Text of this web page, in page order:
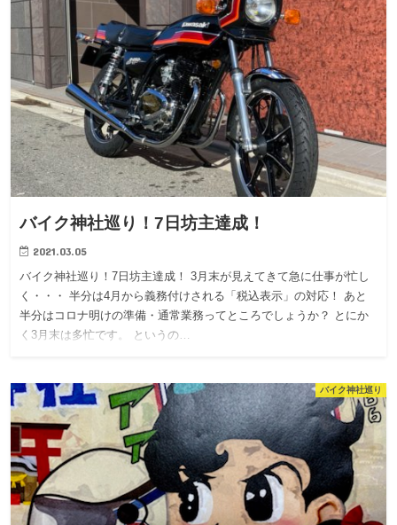
バイク神社巡り！7日坊主達成！
2021.03.05
バイク神社巡り！7日坊主達成！ 3月末が見えてきて急に仕事が忙し
く・・・ 半分は4月から義務付けされる「税込表示」の対応！ あと
半分はコロナ明けの準備・通常業務ってところでしょうか？ とにか
く3月末は多忙です。 というの…
バイク神社巡り